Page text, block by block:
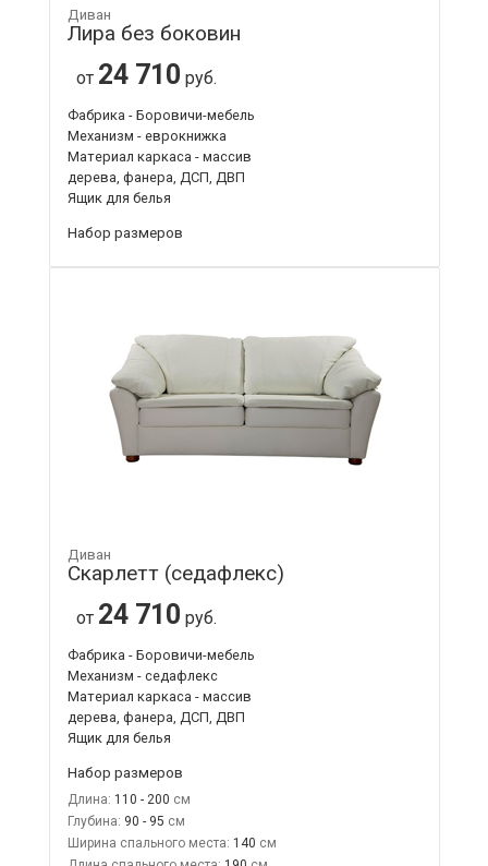
Диван
Лира без боковин
от 24 710 руб.
Фабрика - Боровичи-мебель
Механизм - еврокнижка
Материал каркаса - массив
дерева, фанера, ДСП, ДВП
Ящик для белья
Набор размеров
Диван
Скарлетт (седафлекс)
от 24 710 руб.
Фабрика - Боровичи-мебель
Механизм - седафлекс
Материал каркаса - массив
дерева, фанера, ДСП, ДВП
Ящик для белья
Набор размеров
Длина: 110 - 200
Глубина: 90 - 95
Ширина спального места: 140